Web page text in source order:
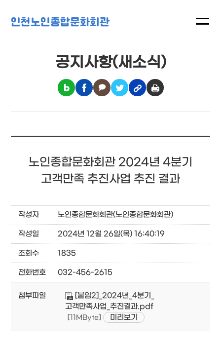
인천노인종합문화회관
공지사항(새소식)
노인종합문화회관 2024년 4분기
고객만족 추진사업 추진 결과
작성자 노인종합문화회관(노인종합문화회관)
작성일 2024년 12월 26일(목) 16:40:19
조회수 1835
전화번호 032-456-2615
첨부파일
[붙임2]_2024년_4분기_
고객만족사업_추진결과.pdf
[11MByte] 미리보기